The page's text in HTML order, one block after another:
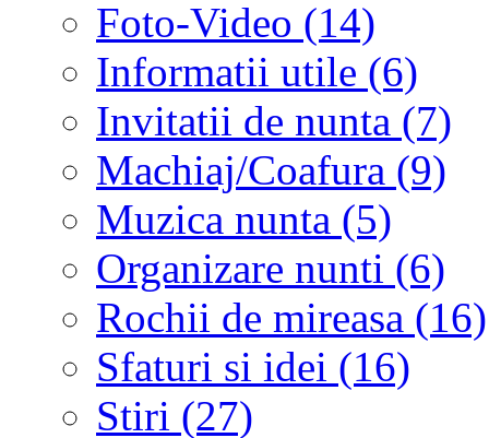
Foto-Video (14)
Informatii utile (6)
Invitatii de nunta (7)
Machiaj/Coafura (9)
Muzica nunta (5)
Organizare nunti (6)
Rochii de mireasa (16)
Sfaturi si idei (16)
Stiri (27)